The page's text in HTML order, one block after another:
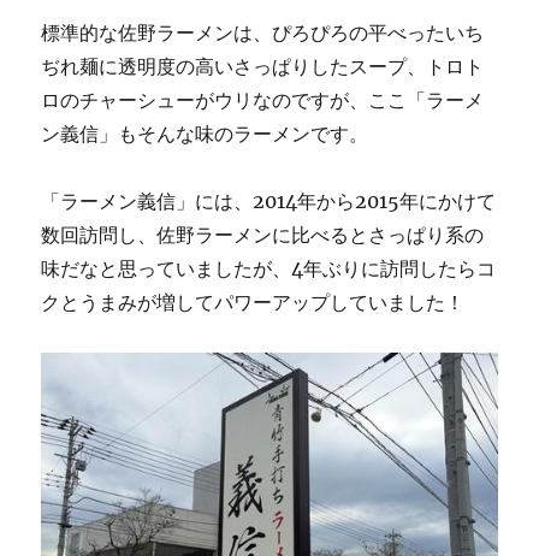
標準的な佐野ラーメンは、ぴろぴろの平べったいち
ぢれ麺に透明度の高いさっぱりしたスープ、トロト
ロのチャーシューがウリなのですが、ここ「ラーメ
ン義信」もそんな味のラーメンです。
「ラーメン義信」には、2014年から2015年にかけて
数回訪問し、佐野ラーメンに比べるとさっぱり系の
味だなと思っていましたが、4年ぶりに訪問したらコ
クとうまみが増してパワーアップしていました！